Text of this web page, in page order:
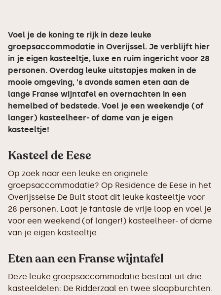
Voel je de koning te rijk in deze leuke
groepsaccommodatie in Overijssel. Je verblijft hier
in je eigen kasteeltje, luxe en ruim ingericht voor 28
personen. Overdag leuke uitstapjes maken in de
mooie omgeving, 's avonds samen eten aan de
lange Franse wijntafel en overnachten in een
hemelbed of bedstede. Voel je een weekendje (of
langer) kasteelheer- of dame van je eigen
kasteeltje!
Kasteel de Eese
Op zoek naar een leuke en originele
groepsaccommodatie? Op Residence de Eese in het
Overijsselse De Bult staat dit leuke kasteeltje voor
28 personen. Laat je fantasie de vrije loop en voel je
voor een weekend (of langer!) kasteelheer- of dame
van je eigen kasteeltje.
Eten aan een Franse wijntafel
Deze leuke groepsaccommodatie bestaat uit drie
kasteeldelen: De Ridderzaal en twee slaapburchten.